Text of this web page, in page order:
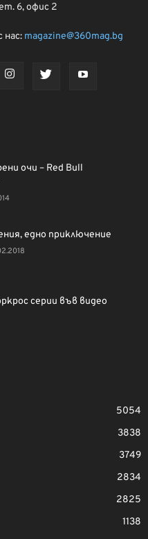
6, офис 2
нас: magazine@360mag.bg
очи – Red Bull
едно приключение
серии във видео
5054
3838
3749
2834
2825
1138